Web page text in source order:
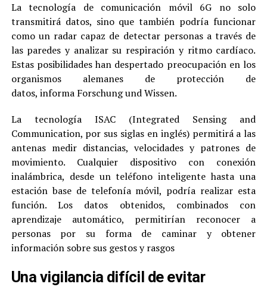
La tecnología de comunicación móvil 6G no solo
transmitirá datos, sino que también podría funcionar
como un radar capaz de detectar personas a través de
las paredes y analizar su respiración y ritmo cardíaco.
Estas posibilidades han despertado preocupación en los
organismos alemanes de protección de
datos, informa Forschung und Wissen.
La tecnología ISAC (Integrated Sensing and
Communication, por sus siglas en inglés) permitirá a las
antenas medir distancias, velocidades y patrones de
movimiento. Cualquier dispositivo con conexión
inalámbrica, desde un teléfono inteligente hasta una
estación base de telefonía móvil, podría realizar esta
función. Los datos obtenidos, combinados con
aprendizaje automático, permitirían reconocer a
personas por su forma de caminar y obtener
información sobre sus gestos y rasgos
Una vigilancia difícil de evitar